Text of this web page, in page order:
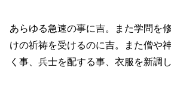
あらゆる急速の事に吉。また学問を
けの祈祷を受けるのに吉。また僧や
く事、兵士を配する事、衣服を新調